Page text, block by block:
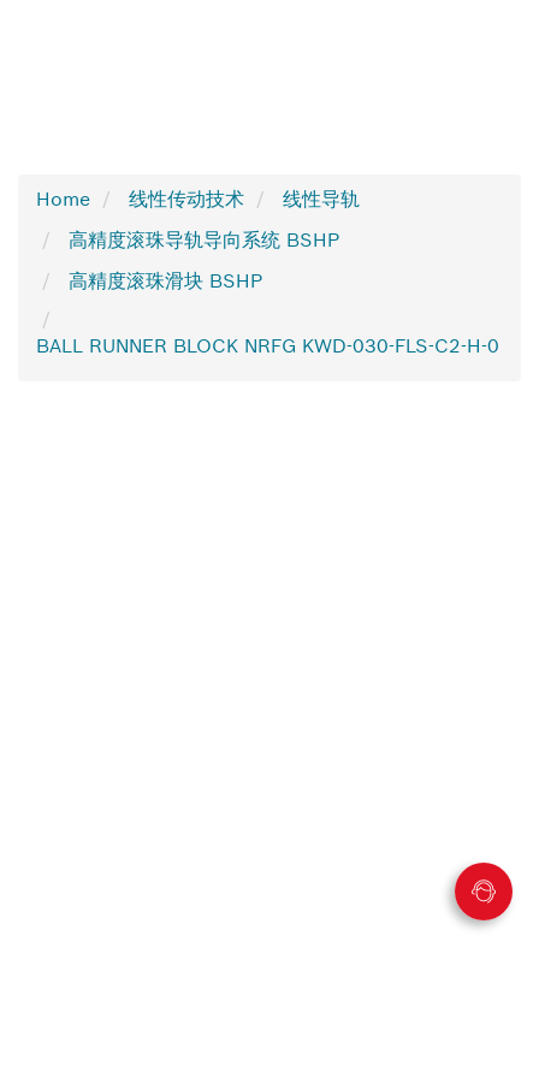
Home 线性传动技术
线性导轨
高精度滚珠导轨导向系统 BSHP
高精度滚珠滑块 BSHP
BALL RUNNER BLOCK NRFG KWD-030-FLS-C2-H-0